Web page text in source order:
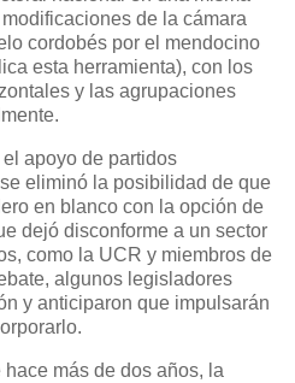
de la cámara
cordobés por el mendocino
esta herramienta), con los
y las agrupaciones
apoyo de partidos
eliminó la posibilidad de que
en blanco con la opción de
dejó disconforme a un sector
como la UCR y miembros de
algunos legisladores
y anticiparon que impulsarán
más de dos años, la